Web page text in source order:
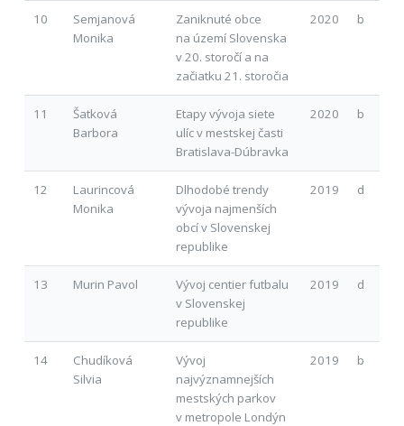
10
Semjanová
Monika
Zaniknuté obce
na území Slovenska
v 20. storočí a na
začiatku 21. storočia
2020 b
11
Šatková
Barbora
Etapy vývoja siete
ulíc v mestskej časti
Bratislava-Dúbravka
2020 b
12
Laurincová
Monika
Dlhodobé trendy
vývoja najmenších
obcí v Slovenskej
republike
2019 d
13 Murin Pavol
Vývoj centier futbalu
v Slovenskej
republike
2019 d
14
Chudíková
Silvia
Vývoj
najvýznamnejších
mestských parkov
v metropole Londýn
2019 b